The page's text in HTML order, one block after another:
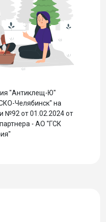
"Антиклещ-Ю"
Челябинск" на
№92 от 01.02.2024 от
- АО "ГСК